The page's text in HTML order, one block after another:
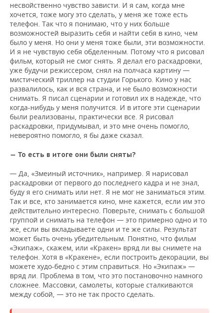
несвойственно чувство зависти. И я сам, когда мне
хочется, тоже могу это сделать, у меня же тоже есть
телефон. Так что я понимаю, что у них больше
возможностей выразить себя и найти себя в кино, чем
было у меня. Но они у меня тоже были, эти возможности.
И я не чувствую себя обделенным. Потому что я рисовал
фильм, который не смог снять. Я делал его раскадровки,
уже будучи режиссером, снял на полчаса картину —
мистический триллер на студии Горького. Кино у нас
развалилось, как и вся страна, и не было возможности
снимать. Я писал сценарии и готовил их в надежде, что
когда-нибудь у меня получится. И в итоге эти сценарии
были реализованы, практически все. Я рисовал
раскадровки, придумывал, и это мне очень помогло,
невероятно помогло, я бы даже сказал.
— То есть в итоге они были сняты?
— Да, «Змеиный источник», например. Я нарисовал
раскадровки от первого до последнего кадра и не знал,
буду я его снимать или нет. Я не мог не заниматься этим.
Так и все, кто занимается кино, мне кажется, если им это
действительно интересно. Поверьте, снимать с большой
группой и снимать на телефон — это примерно одно и то
же, если вы вкладываете одни и те же силы. Результат
может быть очень убедительным. Понятно, что фильм
«Экипаж», скажем, или «Кракен» вряд ли вы снимете на
телефон. Хотя в «Кракене», если построить декорации, вы
можете худо-бедно с этим справиться. Но «Экипаж» —
вряд ли. Проблема в том, что это постановочно намного
сложнее. Массовки, самолеты, которые сталкиваются
между собой, — это не так просто сделать.